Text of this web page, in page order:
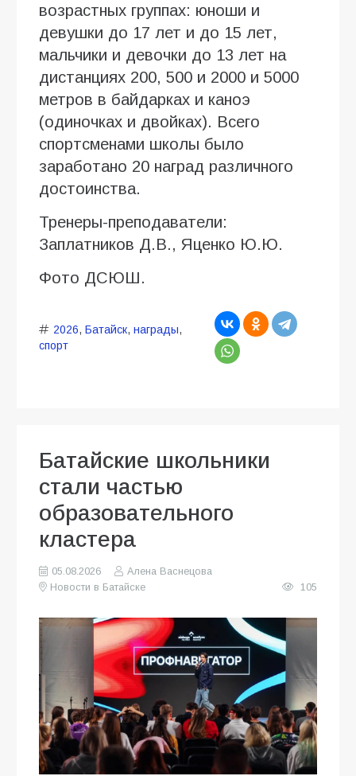
возрастных группах: юноши и
девушки до 17 лет и до 15 лет,
мальчики и девочки до 13 лет на
дистанциях 200, 500 и 2000 и 5000
метров в байдарках и каноэ
(одиночках и двойках). Всего
спортсменами школы было
заработано 20 наград различного
достоинства.
Тренеры-преподаватели:
Заплатников Д.В., Яценко Ю.Ю.
Фото ДСЮШ.
2026, Батайск, награды,
спорт
Батайские школьники
стали частью
образовательного
кластера
05.08.2026
Алена Васнецова
Новости в Батайске
105